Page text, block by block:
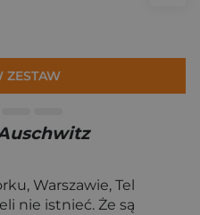
ZESTAW
Warszawie, Tel
nie istnieć. Że są